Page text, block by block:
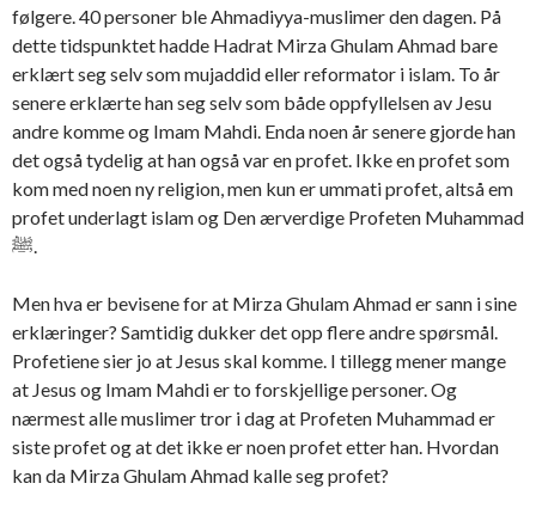
følgere. 40 personer ble Ahmadiyya-muslimer den dagen. På
dette tidspunktet hadde Hadrat Mirza Ghulam Ahmad bare
erklært seg selv som mujaddid eller reformator i islam. To år
senere erklærte han seg selv som både oppfyllelsen av Jesu
andre komme og Imam Mahdi. Enda noen år senere gjorde han
det også tydelig at han også var en profet. Ikke en profet som
kom med noen ny religion, men kun er ummati profet, altså em
profet underlagt islam og Den ærverdige Profeten Muhammad
ﷺ.
Men hva er bevisene for at Mirza Ghulam Ahmad er sann i sine
erklæringer? Samtidig dukker det opp flere andre spørsmål.
Profetiene sier jo at Jesus skal komme. I tillegg mener mange
at Jesus og Imam Mahdi er to forskjellige personer. Og
nærmest alle muslimer tror i dag at Profeten Muhammad er
siste profet og at det ikke er noen profet etter han. Hvordan
kan da Mirza Ghulam Ahmad kalle seg profet?